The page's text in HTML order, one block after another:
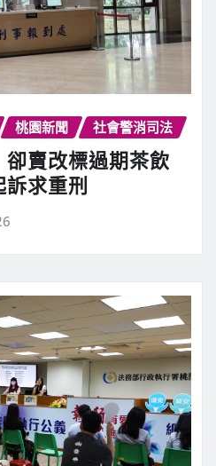
桃園新聞 社會警消司法
賣改標過期茶飲
求重刑